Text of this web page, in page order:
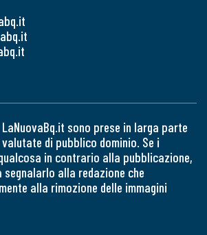
sono prese in larga parte
di pubblico dominio. Se i
in contrario alla pubblicazione,
segnalarlo alla redazione che
alla rimozione delle immagini